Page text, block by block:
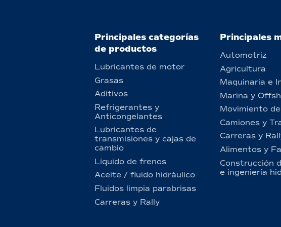
Principales categorías
de productos
Lubricantes de motor
Grasas
Aditivos
Refrigerantes y
Anticongelantes
Lubricantes de
transmisiones y cajas de
cambio
Líquido de frenos
Aceite / fluido hidráulico
Fluidos limpia parabrisas
Carreras y Rally
Principales
Automotriz
Agricultura
Maquinaria e
Marina y
Movimiento
Camiones y
Carreras y
Alimentos y
Construcción
e ingeniería